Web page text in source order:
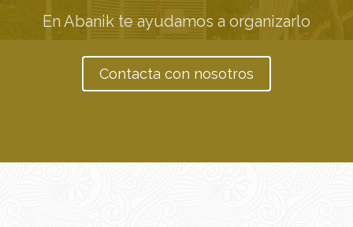
En Abanik te ayudamos a organizarlo
Contacta con nosotros